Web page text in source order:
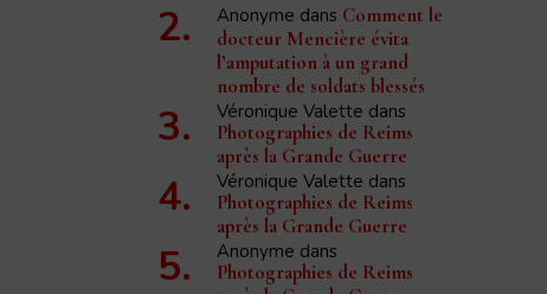
Anonyme dans Comment le
docteur Mencière évita
l’amputation à un grand
nombre de soldats blessés
Véronique Valette dans
Photographies de Reims
après la Grande Guerre
Véronique Valette dans
Photographies de Reims
après la Grande Guerre
Anonyme dans
Photographies de Reims